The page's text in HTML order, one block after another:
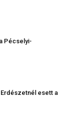
Pécselyi-
esett a